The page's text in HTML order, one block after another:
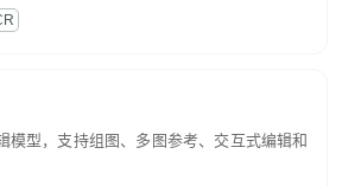
理的结构化结果。
模型，支持组图、多图参考、交互式编辑和